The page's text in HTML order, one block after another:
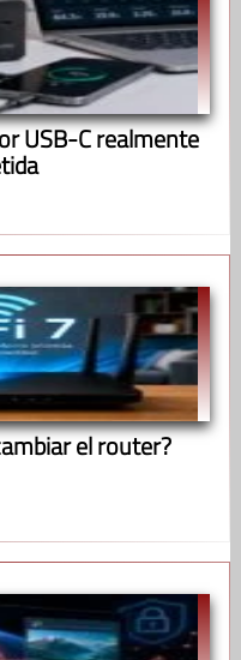
USB-C realmente
el router?